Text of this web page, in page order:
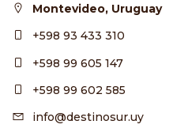
Montevideo, Uruguay
+598 93 433 310
+598 99 605 147
+598 99 602 585
info@destinosur.uy